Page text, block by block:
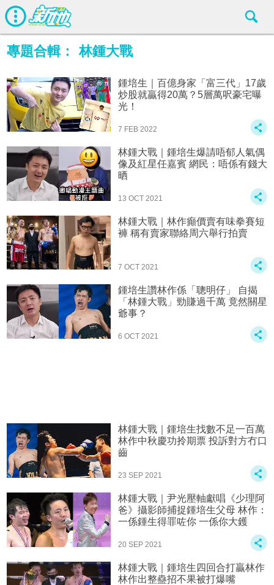
專題合輯： 林鍾大戰
鍾培生｜百億身家「富三代」17歲
炒股就贏得20萬？5層萬呎豪宅曝
光！
7 FEB 2022
林鍾大戰｜鍾培生爆請唔郁人氣偶
像及紅星任嘉賓 網民：唔係有錢大
晒
13 OCT 2021
林鍾大戰｜林作癲價賣有味拳賽短
褲 稱有賣家聯絡周六舉行拍賣
7 OCT 2021
鍾培生讚林作係「聰明仔」 自揭
「林鍾大戰」勁賺過千萬 竟然關星
爺事？
6 OCT 2021
林鍾大戰｜鍾培生找數不足一百萬
林作中秋慶功拎期票 投訴對方冇口
齒
23 SEP 2021
林鍾大戰｜尹光壓軸獻唱《少理阿
爸》攝影師捕捉鍾培生父母 林作：
一係鍾生得罪咗你 一係你大鑊
20 SEP 2021
林鍾大戰｜鍾培生四回合打贏林作
林作出整蠱招不果被打爆嘴